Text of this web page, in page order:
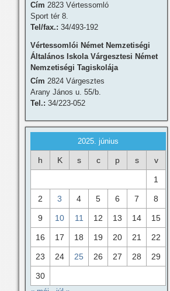
Cím 2823 Vértessomló
Sport tér 8.
Tel/fax.: 34/493-192
Vértessomlói Német Nemzetiségi
Általános Iskola Várgesztesi Német
Nemzetiségi Tagiskolája
Cím 2824 Várgesztes
Arany János u. 55/b.
Tel.: 34/223-052
2025. június
h K s c p s v
1
2 3 4 5 6 7 8
9 10 11 12 13 14 15
16 17 18 19 20 21 22
23 24 25 26 27 28 29
30